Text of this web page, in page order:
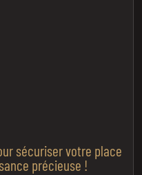
sécuriser votre place
précieuse !